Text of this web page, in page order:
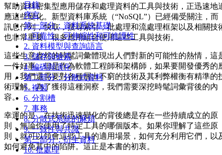
目錄
序言
第一部分：資料系統基礎
1. 可靠性、可伸縮性和可維護性
2. 資料模型與查詢語言
3. 儲存與檢索
4. 編碼與演化
第二部分：分散式資料
5. 複製
6. 分割槽
7. 事務
8. 分散式系統的麻煩
9. 一致性與共識
第三部分：衍生資料
10. 批處理
幫助資料密集型應用儲存和處理資料的工具與技術，正迅速地
應這些變化。新型資料庫系統（“NoSQL”）已經備受關注，而
訊息佇列，快取，搜尋索引，批處理和流處理框架以及相關技
也非常重要。很多應用組合使用這些工具與技術。
這些生意盎然的時髦詞彙體現出人們對新的可能性的熱情，這
一件好事。但是作為軟體工程師和架構師，如果要開發優秀的
用，我們還需要對各種層出不窮的技術及其利弊權衡有精準的
術理解。為了獲得這種洞察，我們需要深挖時髦詞彙背後的內
容。
幸運的是，在技術迅速變化的背後總是存在一些持續成立的原
則，無論你使用了特定工具的哪個版本。如果你理解了這些原
則，就可以領會這些工具的適用場景，如何充分利用它們，以
如何避免其中的陷阱。這正是本書的初衷。